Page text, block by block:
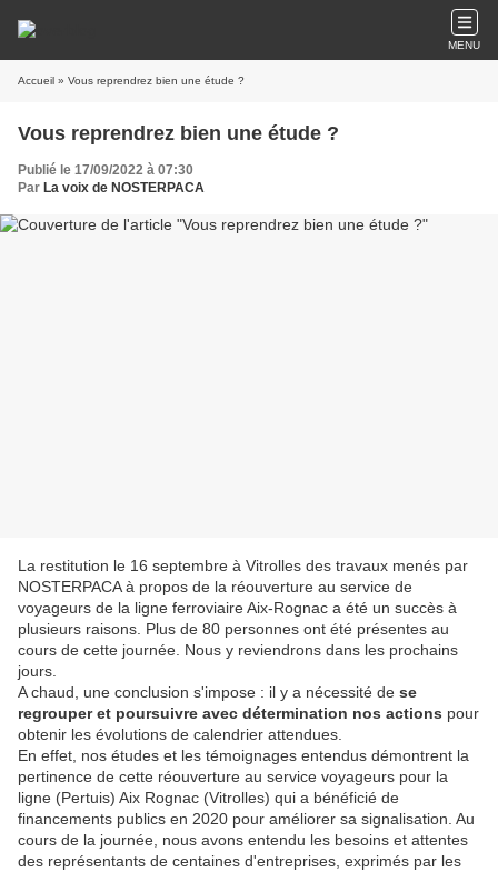
MENU
Accueil » Vous reprendrez bien une étude ?
Vous reprendrez bien une étude ?
Publié le 17/09/2022 à 07:30
Par La voix de NOSTERPACA
La restitution le 16 septembre à Vitrolles des travaux menés par
NOSTERPACA à propos de la réouverture au service de
voyageurs de la ligne ferroviaire Aix-Rognac a été un succès à
plusieurs raisons. Plus de 80 personnes ont été présentes au
cours de cette journée. Nous y reviendrons dans les prochains
jours.
A chaud, une conclusion s'impose : il y a nécessité de se
regrouper et poursuivre avec détermination nos actions pour
obtenir les évolutions de calendrier attendues.
En effet, nos études et les témoignages entendus démontrent la
pertinence de cette réouverture au service voyageurs pour la
ligne (Pertuis) Aix Rognac (Vitrolles) qui a bénéficié de
financements publics en 2020 pour améliorer sa signalisation. Au
cours de la journée, nous avons entendu les besoins et attentes
des représentants de centaines d'entreprises, exprimés par les